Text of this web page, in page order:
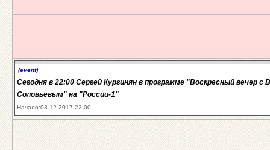
(event)
Сегодня в 22:00 Сергей Кургинян в программе "Воскресный вечер с
Соловьевым" на "России-1"
Начало:03.12.2017 22:00